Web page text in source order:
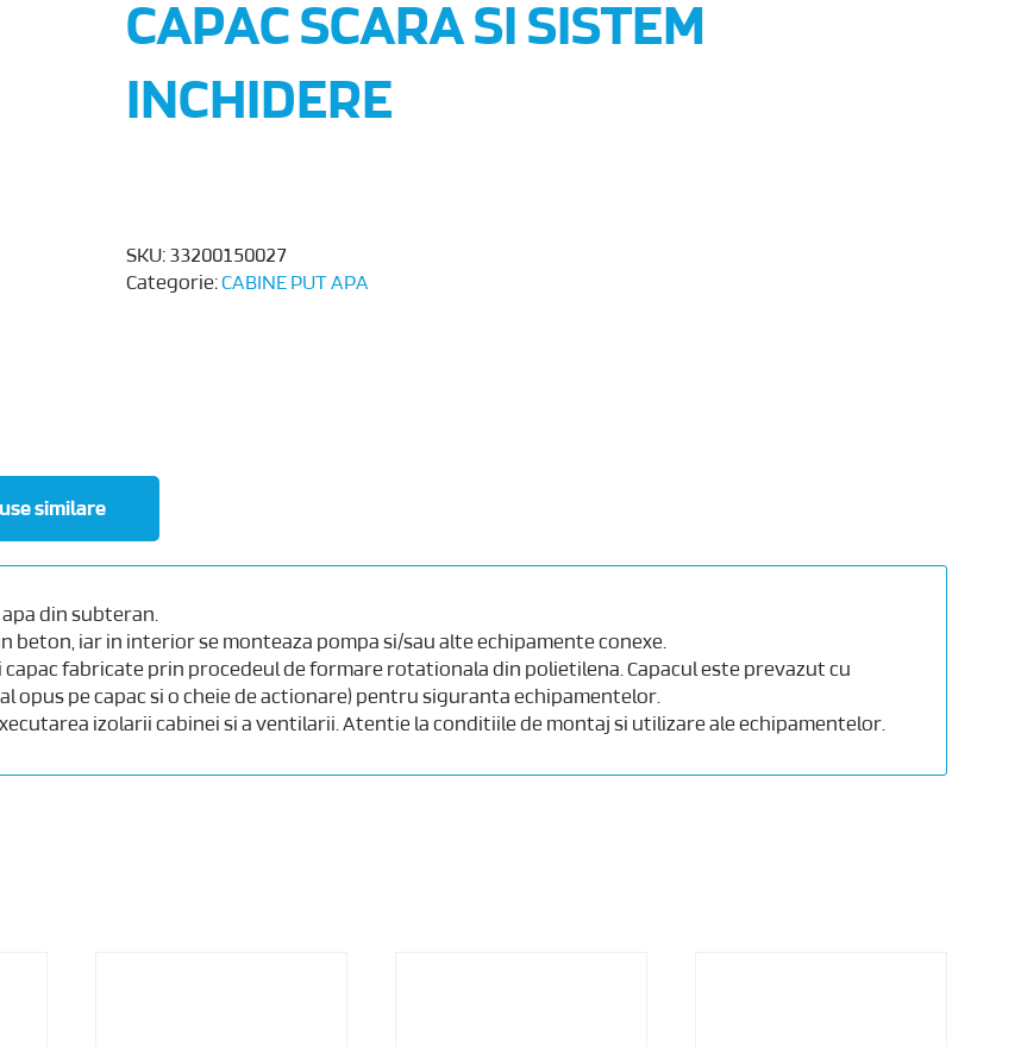
CAPAC SCARA SI SISTEM
INCHIDERE
SKU: 33200150027
Categorie:CABINE PUT APA
similare
din subteran.
beton, iar in interior se monteaza pompa si/sau alte echipamente conexe.
fabricate prin procedeul de formare rotationala din polietilena. Capacul este prevazut cu
opus pe capac si o cheie de actionare) pentru siguranta echipamentelor.
izolarii cabinei si a ventilarii. Atentie la conditiile de montaj si utilizare ale echipamentelor.